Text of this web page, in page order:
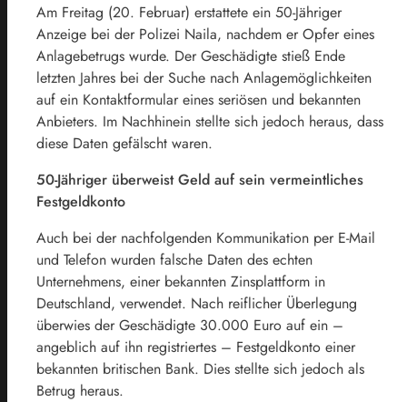
Am Freitag (20. Februar) erstattete ein 50-Jähriger
Anzeige bei der Polizei Naila, nachdem er Opfer eines
Anlagebetrugs wurde. Der Geschädigte stieß Ende
letzten Jahres bei der Suche nach Anlagemöglichkeiten
auf ein Kontaktformular eines seriösen und bekannten
Anbieters. Im Nachhinein stellte sich jedoch heraus, dass
diese Daten gefälscht waren.
50-Jähriger überweist Geld auf sein vermeintliches
Festgeldkonto
Auch bei der nachfolgenden Kommunikation per E-Mail
und Telefon wurden falsche Daten des echten
Unternehmens, einer bekannten Zinsplattform in
Deutschland, verwendet. Nach reiflicher Überlegung
überwies der Geschädigte 30.000 Euro auf ein –
angeblich auf ihn registriertes – Festgeldkonto einer
bekannten britischen Bank. Dies stellte sich jedoch als
Betrug heraus.